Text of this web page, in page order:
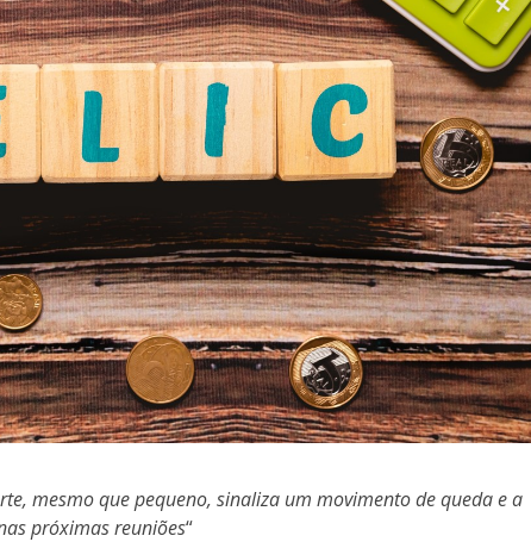
mesmo que pequeno, sinaliza um movimento de queda e a
próximas reuniões“